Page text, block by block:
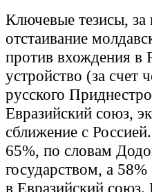
Ключевые тезисы,
отстаивание
против вхождения в
устройство (за счет
русского
Евразийский союз,
сближение с
65%, по словам
государством, а 58%
в Евразийский